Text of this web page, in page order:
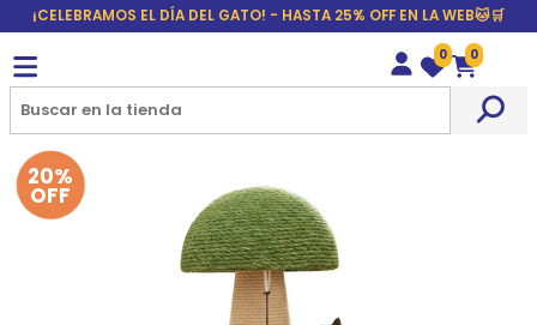
¡CELEBRAMOS EL DÍA DEL GATO! - HASTA 25% OFF EN LA WEB🐱🛒
Wishlist
0
Carrito
0
20%
OFF